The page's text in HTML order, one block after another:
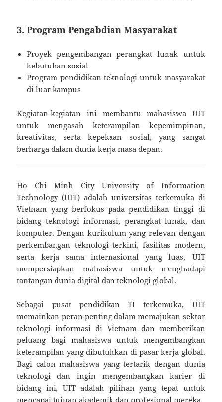
3. Program Pengabdian Masyarakat
Proyek pengembangan perangkat lunak untuk
kebutuhan sosial
Program pendidikan teknologi untuk masyarakat
di luar kampus
Kegiatan-kegiatan ini membantu mahasiswa UIT
untuk mengasah keterampilan kepemimpinan,
kreativitas, serta kepekaan sosial, yang sangat
berharga dalam dunia kerja masa depan.
Ho Chi Minh City University of Information
Technology (UIT) adalah universitas terkemuka di
Vietnam yang berfokus pada pendidikan tinggi di
bidang teknologi informasi, perangkat lunak, dan
komputer. Dengan kurikulum yang relevan dengan
perkembangan teknologi terkini, fasilitas modern,
serta kerja sama internasional yang luas, UIT
mempersiapkan mahasiswa untuk menghadapi
tantangan dunia digital dan teknologi global.
Sebagai pusat pendidikan TI terkemuka, UIT
memainkan peran penting dalam memajukan sektor
teknologi informasi di Vietnam dan memberikan
peluang bagi mahasiswa untuk mengembangkan
keterampilan yang dibutuhkan di pasar kerja global.
Bagi calon mahasiswa yang tertarik dengan dunia
teknologi dan ingin mengembangkan karier di
bidang ini, UIT adalah pilihan yang tepat untuk
mencapai tujuan akademik dan profesional mereka.